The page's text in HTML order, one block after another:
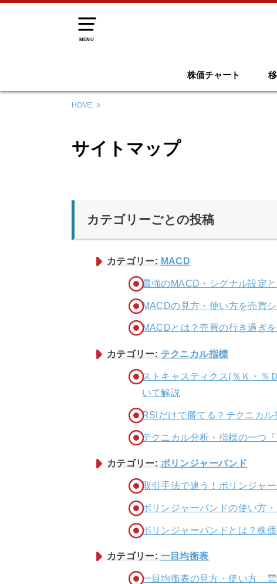
MENU
株価チャート
HOME
サイトマップ
カテゴリーごとの投稿
カテゴリー: MACD
最強のMACD・シグナル設定
MACDの見方・使い方を売買
MACDとは？売買の行き過ぎ
カテゴリー: テクニカル指標
ストキャスティクス(％Ｋ・％
いて解説
RSIだけで勝てる？テクニカ
テクニカル分析・指標の一つ
カテゴリー: ボリンジャーバンド
取引手法で違う！ボリンジャ
ボリンジャーバンドの使い方
ボリンジャーバンドとは？株
カテゴリー: 一目均衡表
一目均衡表の見方・使い方 雲